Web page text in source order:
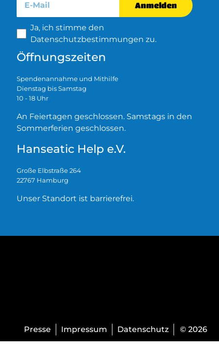
Anmelden
Ja, ich stimme den
Datenschutzbestimmungen zu.
Öffnungszeiten
Spendenannahme und Mithilfe
Dienstag bis Samstag
10 - 18 Uhr
An Feiertagen geschlossen. Samstags in den
Sommerferien geschlossen.
Hanseatic Help e.V.
Große Elbstraße 264
22767 Hamburg
Unser Standort ist barrierefrei.
Presse Impressum Datenschutz © 2026